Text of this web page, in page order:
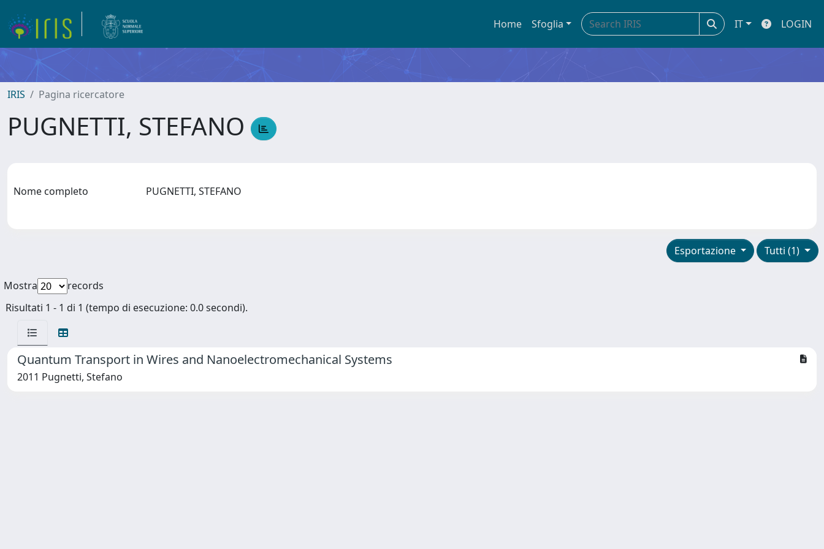
Home Sfoglia IT LOGIN
IRIS Pagina ricercatore
PUGNETTI, STEFANO
Nome completo PUGNETTI, STEFANO
Tutti (1)
Esportazione
Mostra
records
Risultati 1 - 1 di 1 (tempo di esecuzione: 0.0 secondi).
Quantum Transport in Wires and Nanoelectromechanical Systems
2011 Pugnetti, Stefano